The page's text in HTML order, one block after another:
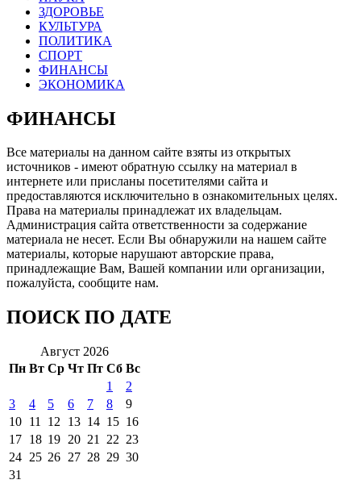
ЗДОРОВЬЕ
КУЛЬТУРА
ПОЛИТИКА
СПОРТ
ФИНАНСЫ
ЭКОНОМИКА
ФИНАНСЫ
Все материалы на данном сайте взяты из открытых
источников - имеют обратную ссылку на материал в
интернете или присланы посетителями сайта и
предоставляются исключительно в ознакомительных целях.
Права на материалы принадлежат их владельцам.
Администрация сайта ответственности за содержание
материала не несет. Если Вы обнаружили на нашем сайте
материалы, которые нарушают авторские права,
принадлежащие Вам, Вашей компании или организации,
пожалуйста, сообщите нам.
ПОИСК ПО ДАТЕ
Август 2026
Пн Вт Ср Чт Пт Сб Вс
1
2
3
4 5 6 7 8
9
10 11 12 13 14 15 16
17 18 19 20 21 22 23
24 25 26 27 28 29 30
31